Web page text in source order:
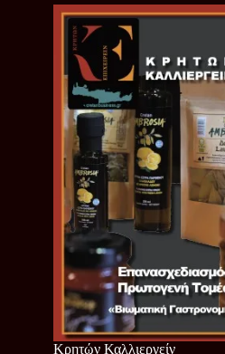
Κρητών Καλλιεργείν